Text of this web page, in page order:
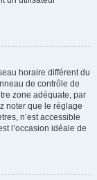
horaire différent du
de contrôle de
zone adéquate, par
noter que le réglage
n’est accessible
l’occasion idéale de